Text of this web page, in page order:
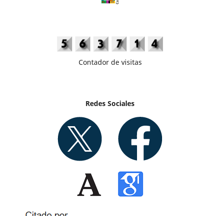
Contador de visitas
Redes Sociales